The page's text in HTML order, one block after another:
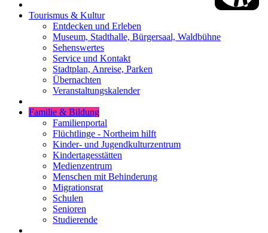
Tourismus & Kultur
Entdecken und Erleben
Museum, Stadthalle, Bürgersaal, Waldbühne
Sehenswertes
Service und Kontakt
Stadtplan, Anreise, Parken
Übernachten
Veranstaltungskalender
Familie & Bildung
Familienportal
Flüchtlinge - Northeim hilft
Kinder- und Jugendkulturzentrum
Kindertagesstätten
Medienzentrum
Menschen mit Behinderung
Migrationsrat
Schulen
Senioren
Studierende